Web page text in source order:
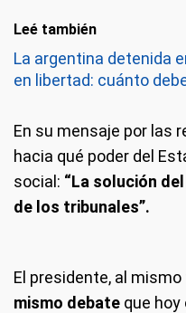
Leé también
La argentina detenida
en libertad: cuánto
En su mensaje por las
hacia qué poder del
social: “La solución
de los tribunales”.
El presidente, al
mismo debate que